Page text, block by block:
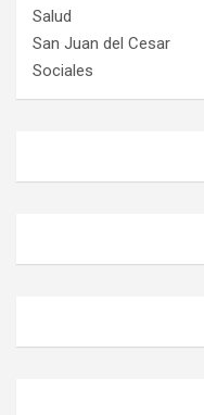
Salud
San Juan del Cesar
Sociales